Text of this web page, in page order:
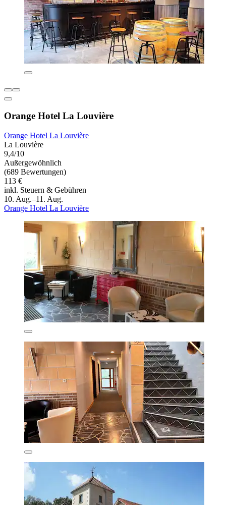
Orange Hotel La Louvière
Orange Hotel La Louvière
La Louvière
9,4/10
Außergewöhnlich
(689 Bewertungen)
113 €
inkl. Steuern & Gebühren
10. Aug.–11. Aug.
Orange Hotel La Louvière